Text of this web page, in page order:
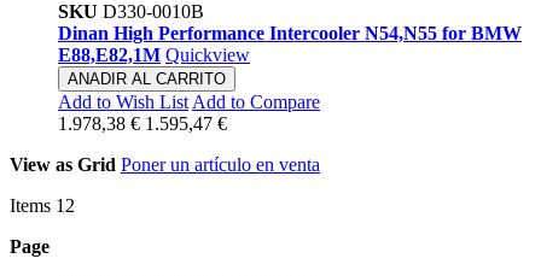
SKU D330-0010B
Dinan High Performance Intercooler N54,N55 for BMW
E88,E82,1M Quickview
ANADIR AL CARRITO
Add to Wish List Add to Compare
1.978,38 € 1.595,47 €
View as Grid Poner un artículo en venta
Items 12
Page